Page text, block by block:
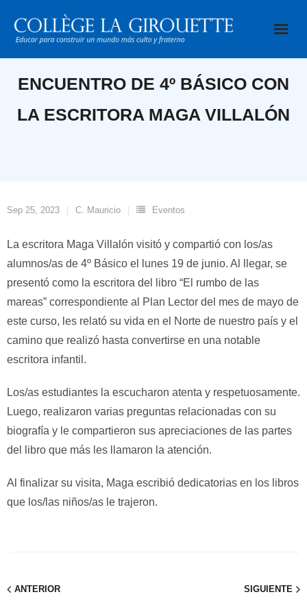
contenido
ENCUENTRO DE 4º BÁSICO CON
LA ESCRITORA MAGA VILLALÓN
Sep 25, 2023 C. Mauricio Eventos
La escritora Maga Villalón visitó y compartió con los/as
alumnos/as de 4º Básico el lunes 19 de junio. Al llegar, se
presentó como la escritora del libro “El rumbo de las
mareas” correspondiente al Plan Lector del mes de mayo de
este curso, les relató su vida en el Norte de nuestro país y el
camino que realizó hasta convertirse en una notable
escritora infantil.
Los/as estudiantes la escucharon atenta y respetuosamente.
Luego, realizaron varias preguntas relacionadas con su
biografía y le compartieron sus apreciaciones de las partes
del libro que más les llamaron la atención.
Al finalizar su visita, Maga escribió dedicatorias en los libros
que los/las niños/as le trajeron.
ANTERIOR SIGUIENTE